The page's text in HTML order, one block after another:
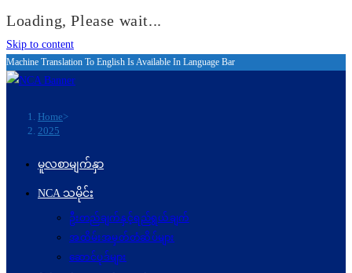
Loading, Please wait...
Skip to content
Machine Translation To English Is Available In Language Bar
Home>
2025
မူလစာမျက်နှာ
NCA သမိုင်း
ဦးတည်ချက်နှင့်ရည်ရွယ်ချက်
အထိမ်းအမှတ်တံဆိပ်များ
ဆောင်ပုဒ်များ